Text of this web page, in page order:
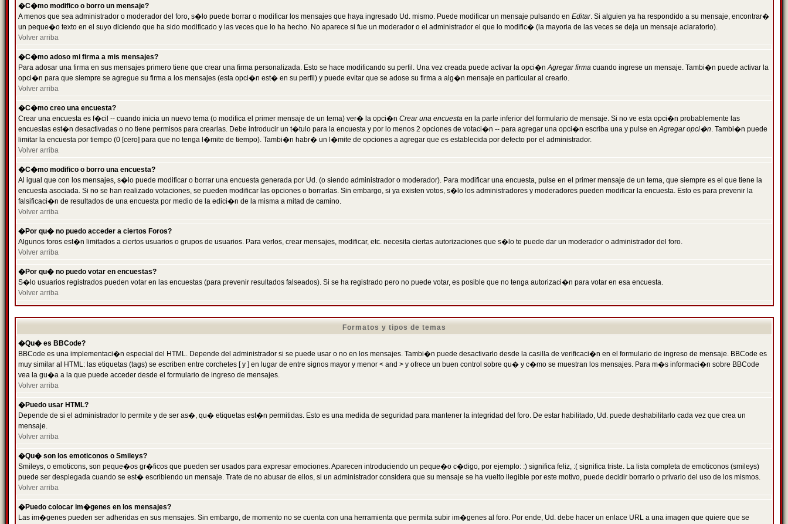
�C�mo modifico o borro un mensaje?
A menos que sea administrador o moderador del foro, s�lo puede borrar o modificar los mensajes que haya ingresado Ud. mismo. Puede modificar un mensaje pulsando en Editar. Si alguien ya ha respondido a su mensaje, encontrar�
un peque�o texto en el suyo diciendo que ha sido modificado y las veces que lo ha hecho. No aparece si fue un moderador o el administrador el que lo modific� (la mayoria de las veces se deja un mensaje aclaratorio).
Volver arriba
�C�mo adoso mi firma a mis mensajes?
Para adosar una firma en sus mensajes primero tiene que crear una firma personalizada. Esto se hace modificando su perfil. Una vez creada puede activar la opci�nAgregar firma cuando ingrese un mensaje. Tambi�n puede activar la
opci�n para que siempre se agregue su firma a los mensajes (esta opci�n est� en su perfil) y puede evitar que se adose su firma a alg�n mensaje en particular al crearlo.
Volver arriba
�C�mo creo una encuesta?
Crear una encuesta es f�cil -- cuando inicia un nuevo tema (o modifica el primer mensaje de un tema) ver� la opci�n Crear una encuesta en la parte inferior del formulario de mensaje. Si no ve esta opci�n probablemente las
encuestas est�n desactivadas o no tiene permisos para crearlas. Debe introducir un t�tulo para la encuesta y por lo menos 2 opciones de votaci�n -- para agregar una opci�n escriba una y pulse enAgregar opci�n. Tambi�n puede
limitar la encuesta por tiempo (0 [cero] para que no tenga l�mite de tiempo). Tambi�n habr� un l�mite de opciones a agregar que es establecida por defecto por el administrador.
Volver arriba
�C�mo modifico o borro una encuesta?
Al igual que con los mensajes, s�lo puede modificar o borrar una encuesta generada por Ud. (o siendo administrador o moderador). Para modificar una encuesta, pulse en el primer mensaje de un tema, que siempre es el que tiene la
encuesta asociada. Si no se han realizado votaciones, se pueden modificar las opciones o borrarlas. Sin embargo, si ya existen votos, s�lo los administradores y moderadores pueden modificar la encuesta. Esto es para prevenir la
falsificaci�n de resultados de una encuesta por medio de la edici�n de la misma a mitad de camino.
Volver arriba
�Por qu� no puedo acceder a ciertos Foros?
Algunos foros est�n limitados a ciertos usuarios o grupos de usuarios. Para verlos, crear mensajes, modificar, etc. necesita ciertas autorizaciones que s�lo te puede dar un moderador o administrador del foro.
Volver arriba
�Por qu� no puedo votar en encuestas?
S�lo usuarios registrados pueden votar en las encuestas (para prevenir resultados falseados). Si se ha registrado pero no puede votar, es posible que no tenga autorizaci�n para votar en esa encuesta.
Volver arriba
Formatos y tipos de temas
�Qu� es BBCode?
BBCode es una implementaci�n especial del HTML. Depende del administrador si se puede usar o no en los mensajes. Tambi�n puede desactivarlo desde la casilla de verificaci�n en el formulario de ingreso de mensaje. BBCode es
muy similar al HTML: las etiquetas (tags) se escriben entre corchetes [ y ] en lugar de entre signos mayor y menor < and > y ofrece un buen control sobre qu� y c�mo se muestran los mensajes. Para m�s informaci�n sobre BBCode
vea la gu�a a la que puede acceder desde el formulario de ingreso de mensajes.
Volver arriba
�Puedo usar HTML?
Depende de si el administrador lo permite y de ser as�, qu� etiquetas est�n permitidas. Esto es una medida de seguridad para mantener la integridad del foro. De estar habilitado, Ud. puede deshabilitarlo cada vez que crea un
mensaje.
Volver arriba
�Qu� son los emoticonos o Smileys?
Smileys, o emoticons, son peque�os gr�ficos que pueden ser usados para expresar emociones. Aparecen introduciendo un peque�o c�digo, por ejemplo: :) significa feliz, :( significa triste. La lista completa de emoticonos (smileys)
puede ser desplegada cuando se est� escribiendo un mensaje. Trate de no abusar de ellos, si un administrador considera que su mensaje se ha vuelto ilegible por este motivo, puede decidir borrarlo o privarlo del uso de los mismos.
Volver arriba
�Puedo colocar im�genes en los mensajes?
Las im�genes pueden ser adheridas en sus mensajes. Sin embargo, de momento no se cuenta con una herramienta que permita subir im�genes al foro. Por ende, Ud. debe hacer un enlace URL a una imagen que quiere que se